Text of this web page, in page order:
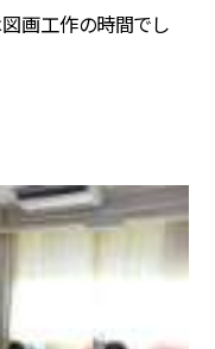
図画工作の時間でし